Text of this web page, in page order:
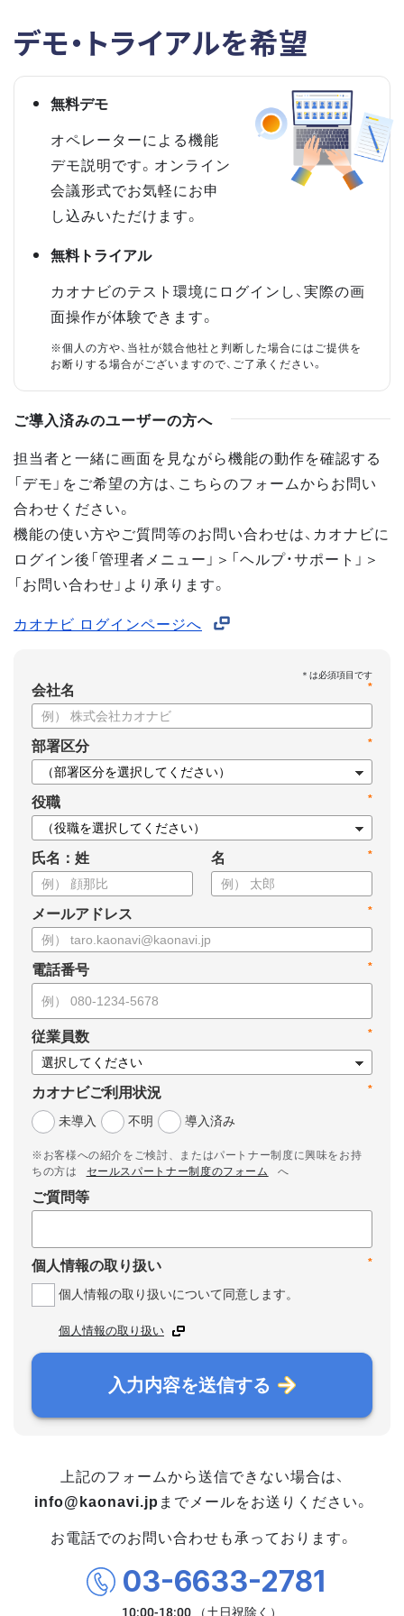
デモ・トライアルを希望
無料デモ
オペレーターによる機能
デモ説明です。オンライン
会議形式でお気軽にお申
し込みいただけます。
無料トライアル
カオナビのテスト環境にログインし、実際の画
面操作が体験できます。
※個人の方や、当社が競合他社と判断した場合にはご提供を
お断りする場合がございますので、ご了承ください。
ご導入済みのユーザーの方へ
担当者と一緒に画面を見ながら機能の動作を確認する
「デモ」をご希望の方は、こちらのフォームからお問い
合わせください。
機能の使い方やご質問等のお問い合わせは、カオナビに
ログイン後「管理者メニュー」＞「ヘルプ・サポート」＞
「お問い合わせ」より承ります。
カオナビ ログインページへ
*
会社名
*
部署区分
*
役職
氏名：姓 *
名
*
メールアドレス
*
電話番号
*
従業員数
*
カオナビご利用状況
未導入
不明 導入済み
※お客様への紹介をご検討、またはパートナー制度に興味をお持
ちの方は
セールスパートナー制度のフォーム へ
ご質問等
*
個人情報の取り扱い
個人情報の取り扱いについて同意します。
個人情報の取り扱い
入力内容を送信する
上記のフォームから送信できない場合は、
info@kaonavi.jp までメールをお送りください。
お電話でのお問い合わせも承っております。
03-6633-2781